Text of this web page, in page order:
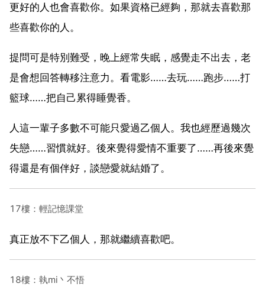
更好的人也會喜歡你。如果資格已經夠，那就去喜歡那
些喜歡你的人。
提問可是特別難受，晚上經常失眠，感覺走不出去，老
是會想回答轉移注意力。看電影……去玩……跑步……打
籃球……把自己累得睡覺香。
人這一輩子多數不可能只愛過乙個人。我也經歷過幾次
失戀……習慣就好。後來覺得愛情不重要了……再後來覺
得還是有個伴好，談戀愛就結婚了。
17樓：輕記憶課堂
真正放不下乙個人，那就繼續喜歡吧。
18樓：執mi丶不悟